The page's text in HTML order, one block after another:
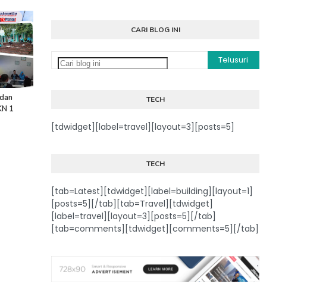
1
CARI BLOG INI
TECH
[tdwidget][label=travel][layout=3][posts=5]
TECH
[tab=Latest][tdwidget][label=building][layout=1]
[posts=5][/tab][tab=Travel][tdwidget]
[label=travel][layout=3][posts=5][/tab]
[tab=comments][tdwidget][comments=5][/tab]